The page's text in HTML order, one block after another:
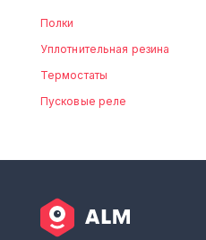
Полки
Уплотнительная резина
Термостаты
Пусковые реле